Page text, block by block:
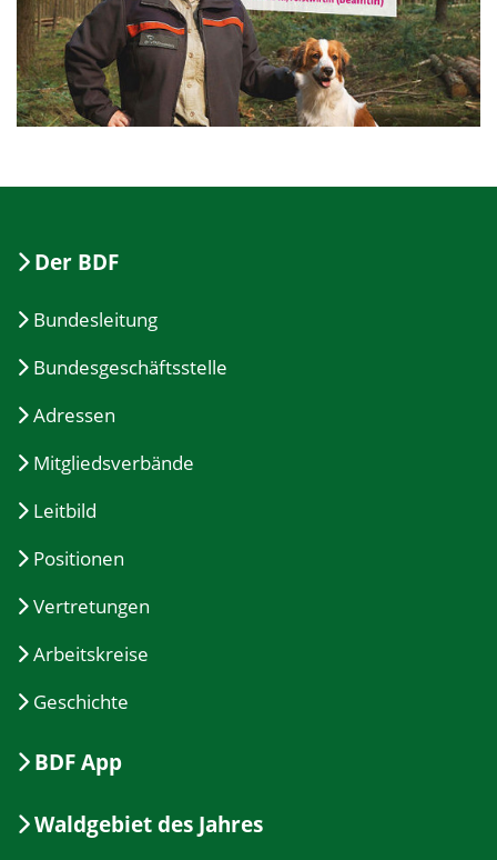
Der BDF
Bundesleitung
Bundesgeschäftsstelle
Adressen
Mitgliedsverbände
Leitbild
Positionen
Vertretungen
Arbeitskreise
Geschichte
BDF App
Waldgebiet des Jahres